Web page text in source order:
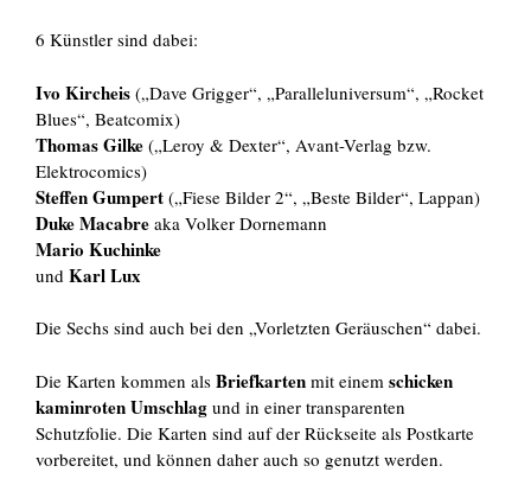
6 Künstler sind dabei:
Ivo Kircheis („Dave Grigger“, „Paralleluniversum“, „Rocket
Blues“, Beatcomix)
Thomas Gilke („Leroy & Dexter“, Avant-Verlag bzw.
Elektrocomics)
Steffen Gumpert („Fiese Bilder 2“, „Beste Bilder“, Lappan)
Duke Macabre aka Volker Dornemann
Mario Kuchinke
und Karl Lux
Die Sechs sind auch bei den „Vorletzten Geräuschen“ dabei.
Die Karten kommen als Briefkarten mit einem schicken
kaminroten Umschlag und in einer transparenten
Schutzfolie. Die Karten sind auf der Rückseite als Postkarte
vorbereitet, und können daher auch so genutzt werden.